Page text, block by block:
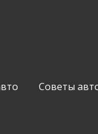
Советы